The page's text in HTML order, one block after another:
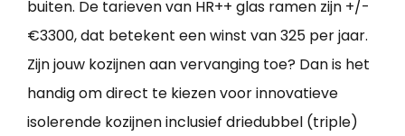
buiten. De tarieven van HR++ glas ramen zijn +/-
€3300, dat betekent een winst van 325 per jaar.
Zijn jouw kozijnen aan vervanging toe? Dan is het
handig om direct te kiezen voor innovatieve
isolerende kozijnen inclusief driedubbel (triple)